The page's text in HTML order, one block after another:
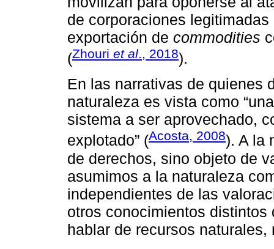
de corporaciones
exportación de commodities
(Zhouri et al., 2018).
En las narrativas de quienes
naturaleza es vista como
sistema a ser aprovechado,
explotado” (Acosta, 2008). A la
de derechos, sino objeto de
asumimos a la naturaleza
independientes de las
otros conocimientos
hablar de recursos